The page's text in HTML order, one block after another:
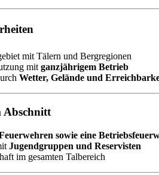
mit Tälern und Bergregionen
mit ganzjährigem Betrieb
Wetter, Gelände und
Abschnitt
sowie eine
Jugendgruppen und Reservisten
im gesamten Talbereich